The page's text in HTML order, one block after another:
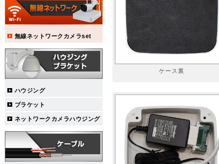
無線ネットワークカメラset
ハウジング
ブラケット
ネットワークカメラハウジング
ケース裏